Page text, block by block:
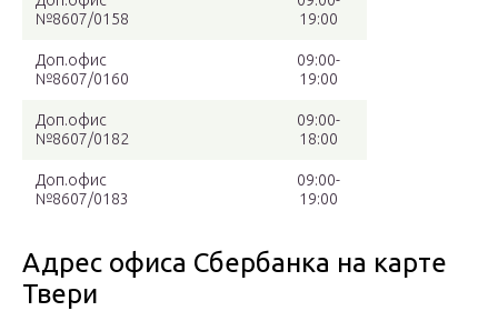
№8607/0158
19:00
Доп.офис
№8607/0160
09:00-
19:00
Доп.офис
№8607/0182
09:00-
18:00
Доп.офис
№8607/0183
09:00-
19:00
Адрес офиса Сбербанка на карте
Твери